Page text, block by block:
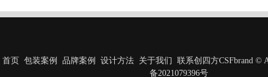
首页 包装案例 品牌案例 设计方法 关于我们 联系创四方CSFbrand ©
备2021079396号